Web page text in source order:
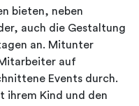
bieten, neben
auch die Gestaltung
an. Mitunter
auf
Events durch.
ihrem Kind und den